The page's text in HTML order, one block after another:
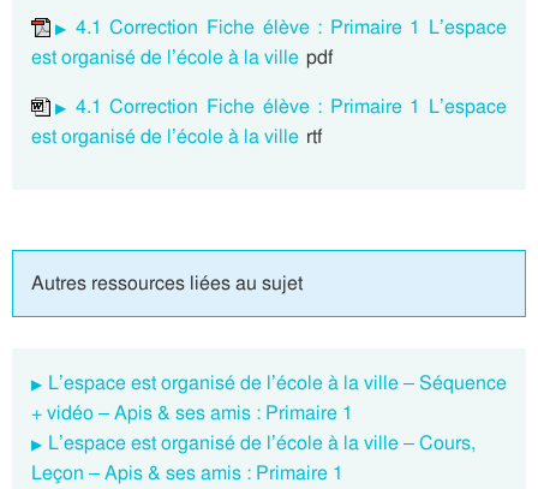
4.1 Correction Fiche élève : Primaire 1 L’espace
est organisé de l’école à la ville pdf
4.1 Correction Fiche élève : Primaire 1 L’espace
est organisé de l’école à la ville rtf
Autres ressources liées au sujet
L’espace est organisé de l’école à la ville – Séquence
+ vidéo – Apis & ses amis : Primaire 1
L’espace est organisé de l’école à la ville – Cours,
Leçon – Apis & ses amis : Primaire 1